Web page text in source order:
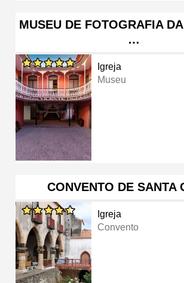
MUSEU DE FOTOGRAFIA
…
Igreja
Museu
CONVENTO DE SANTA
Igreja
Convento